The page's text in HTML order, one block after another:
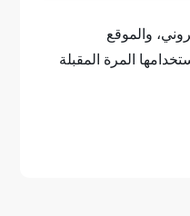
والموقع
المرة المقبلة